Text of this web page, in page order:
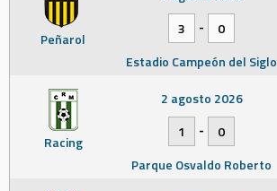
Peñarol
3
-
0
Estadio Campeón del Siglo
Racing
2 agosto 2026
1
-
0
Parque Osvaldo Roberto